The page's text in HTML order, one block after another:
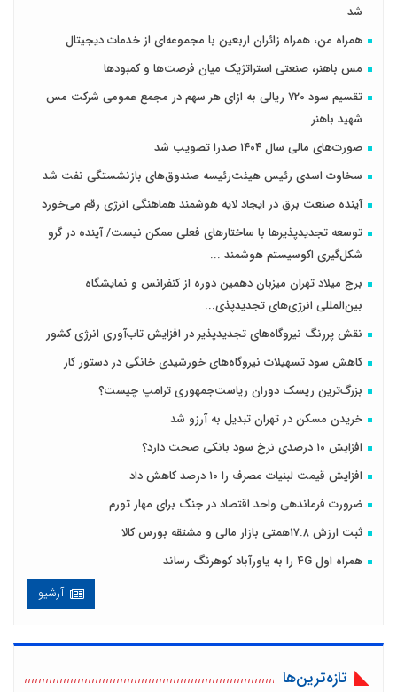
شد
همراه من، همراه زائران اربعین با مجموعه‌ای از خدمات دیجیتال
مس باهنر، صنعتی استراتژیک میان فرصت‌ها و کمبودها
تقسیم سود 720 ریالی به ازای هر سهم در مجمع عمومی شرکت مس
شهید باهنر
صورت‌های مالی سال ۱۴۰۴ صدرا تصویب شد
سخاوت اسدی رئیس هیئت‌رئیسه صندوق‌های بازنشستگی نفت شد
آینده صنعت برق در ایجاد لایه هوشمند هماهنگی انرژی رقم می‌خورد
توسعه تجدیدپذیرها با ساختارهای فعلی ممکن نیست/ آینده در گرو
شکل‌گیری اکوسیستم هوشمند ...
برج میلاد تهران میزبان دهمین دوره از کنفرانس و نمایشگاه
بین‌المللی انرژی‌های تجدیدپذی...
نقش پررنگ نیروگاه‌های تجدیدپذیر در افزایش تاب‌آوری انرژی کشور
کاهش سود تسهیلات نیروگاه‌های خورشیدی خانگی در دستور کار
بزرگ‌ترین ریسک دوران ریاست‌جمهوری ترامپ چیست؟
خریدن مسکن در تهران تبدیل به آرزو شد
افزایش ۱۰ درصدی نرخ سود بانکی صحت دارد؟
افزایش قیمت لبنیات مصرف را ۱۰ درصد کاهش داد
ضرورت فرماندهی واحد اقتصاد در جنگ برای مهار تورم
ثبت ارزش ۱۷.۸همتی بازار مالی و مشتقه بورس کالا
همراه اول 4G را به یاورآباد کوهرنگ رساند
آرشیو
تازه‌ترین‌ها